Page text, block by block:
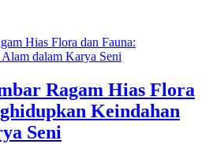
Ragam Hias Flora
Keindahan
Seni